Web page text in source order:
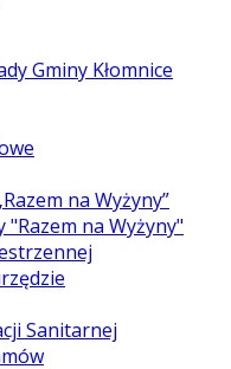
Gminy Kłomnice
na Wyżyny”
"Razem na Wyżyny"
Sanitarnej